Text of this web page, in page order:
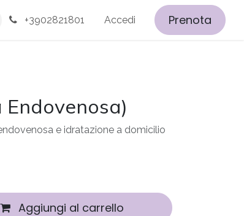
+3902821801 Accedi Prenota
e idratazione a domicilio
Aggiungi al carrello